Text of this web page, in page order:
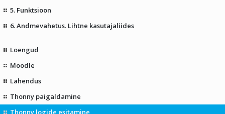
5. Funktsioon
6. Andmevahetus. Lihtne kasutajaliides
Loengud
Moodle
Lahendus
Thonny paigaldamine
Thonny logide esitamine